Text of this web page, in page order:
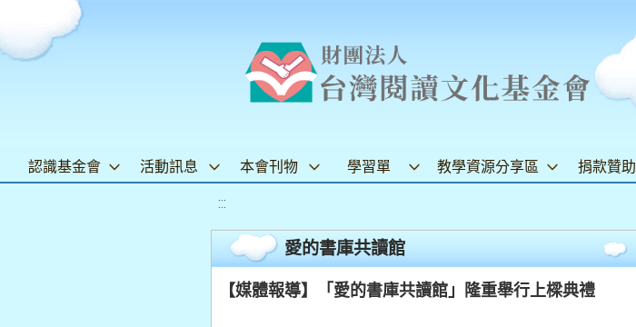
認識基金會 活動訊息 本會刊物 學習單 教學資源分享區 捐款贊助
:::
愛的書庫共讀館
【媒體報導】「愛的書庫共讀館」隆重舉行上樑典禮